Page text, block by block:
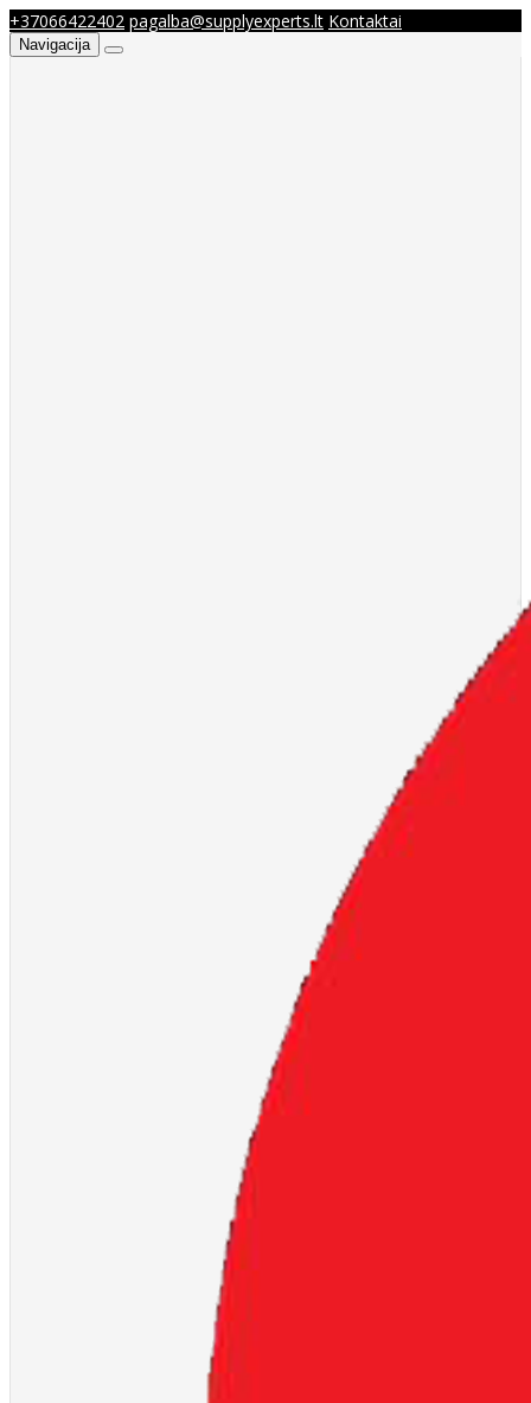
+37066422402 pagalba@supplyexperts.lt Kontaktai
Navigacija